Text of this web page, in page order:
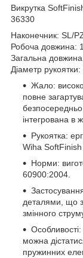
Викрутка
36330
Наконечник: SL/
Робоча довжина:
Загальна
Діаметр
Жало:
повне
інтегрована в
Рукоятка:
Wiha SoftFinish
Норми:
60900:2004.
деталями, що
змінного
Особливості:
можна
пружинних